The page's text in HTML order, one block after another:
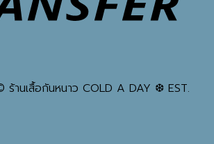
านเสื้อกันหนาว COLD A DAY ❆ EST.